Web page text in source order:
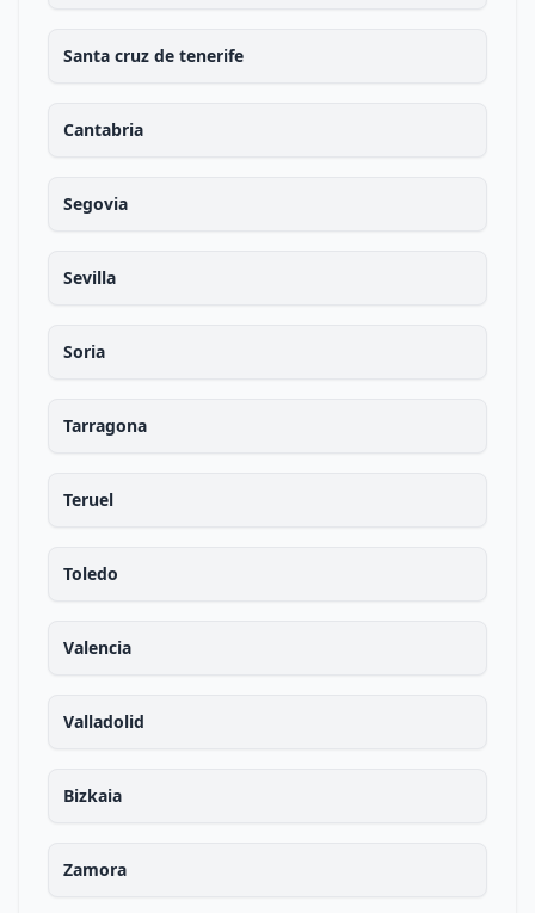
Santa cruz de tenerife
Cantabria
Segovia
Sevilla
Soria
Tarragona
Teruel
Toledo
Valencia
Valladolid
Bizkaia
Zamora